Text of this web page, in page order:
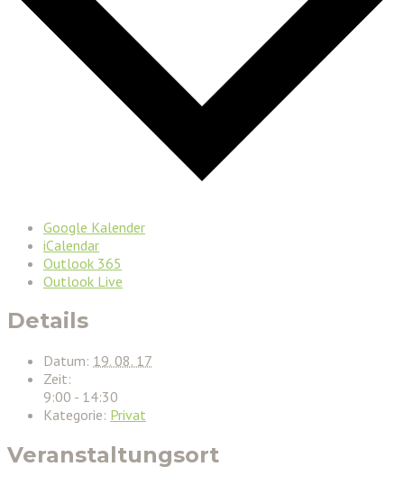
Google Kalender
iCalendar
Outlook 365
Outlook Live
Details
Datum: 19. 08. 17
Zeit:
9:00 - 14:30
Kategorie: Privat
Veranstaltungsort